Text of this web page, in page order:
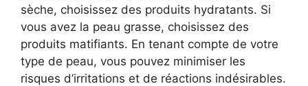
sèche, choisissez des produits hydratants. Si
vous avez la peau grasse, choisissez des
produits matifiants. En tenant compte de votre
type de peau, vous pouvez minimiser les
risques d’irritations et de réactions indésirables.